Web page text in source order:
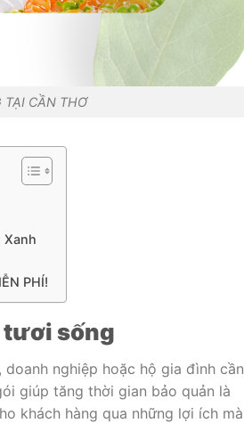
TẠI CẦN THƠ
PHÍ!
tươi sống
nghiệp hoặc hộ gia đình cần
giúp tăng thời gian bảo quản là
khách hàng qua những lợi ích mà